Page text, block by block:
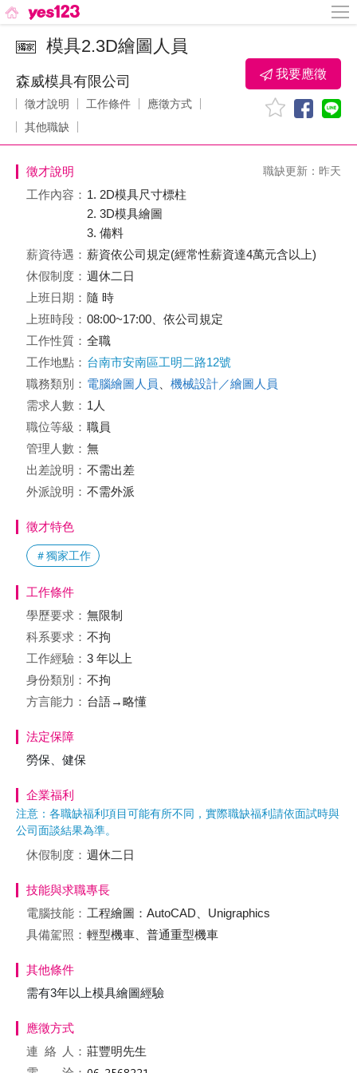
模具2.3D繪圖人員
森威模具有限公司
徵才說明 工作條件
應徵方式
其他職缺
我要應徵
徵才說明 職缺更新：昨天
工作內容： 1. 2D模具尺寸標柱
2. 3D模具繪圖
3. 備料
薪資待遇： 薪資依公司規定(經常性薪資達4萬元含以上)
休假制度： 週休二日
上班日期： 隨 時
上班時段： 08:00~17:00、依公司規定
工作性質： 全職
工作地點： 台南市安南區工明二路12號
職務類別： 電腦繪圖人員
機械設計／繪圖人員
需求人數： 1人
職位等級： 職員
管理人數： 無
出差說明： 不需出差
外派說明： 不需外派
徵才特色
＃獨家工作
工作條件
學歷要求： 無限制
科系要求： 不拘
工作經驗： 3 年以上
身份類別： 不拘
方言能力： 台語→略懂
法定保障
勞保、健保
企業福利
注意：各職缺福利項目可能有所不同，實際職缺福利請依面試時與
公司面談結果為準。
休假制度： 週休二日
技能與求職專長
電腦技能： 工程繪圖：AutoCAD、Unigraphics
具備駕照： 輕型機車、普通重型機車
其他條件
需有3年以上模具繪圖經驗
應徵方式
連絡
人： 莊豐明先生